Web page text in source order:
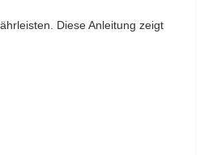
Diese Anleitung zeigt